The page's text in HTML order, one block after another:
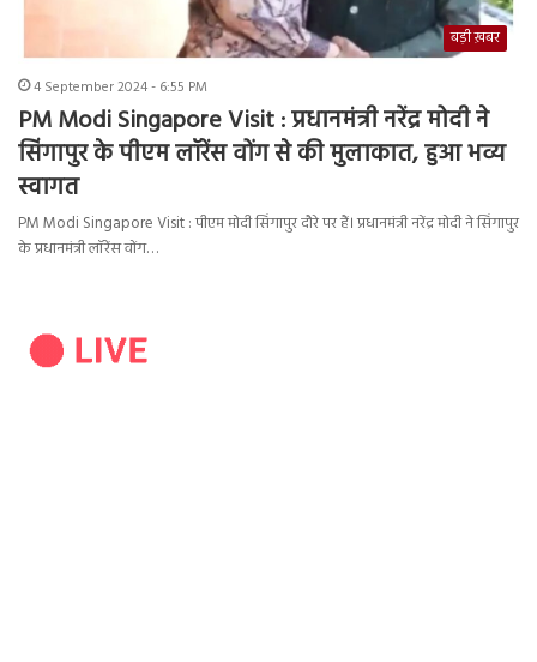
बड़ी ख़बर
4 September 2024 - 6:55 PM
PM Modi Singapore Visit : प्रधानमंत्री नरेंद्र मोदी ने
सिंगापुर के पीएम लॉरेंस वोंग से की मुलाकात, हुआ भव्य
स्वागत
PM Modi Singapore Visit : पीएम मोदी सिंगापुर दौरे पर हैं। प्रधानमंत्री नरेंद्र मोदी ने सिंगापुर
के प्रधानमंत्री लॉरेंस वोंग…